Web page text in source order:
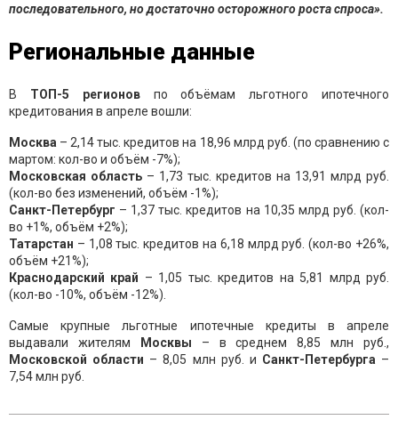
последовательного, но достаточно осторожного роста спроса».
Региональные данные
В ТОП-5 регионовпо объёмам льготного ипотечного
кредитования в апреле вошли:
Москва – 2,14 тыс. кредитов на 18,96 млрд руб. (по сравнению с
мартом: кол-во и объём -7%);
Московская область – 1,73 тыс. кредитов на 13,91 млрд руб.
(кол-во без изменений, объём -1%);
Санкт-Петербург – 1,37 тыс. кредитов на 10,35 млрд руб. (кол-
во +1%, объём +2%);
Татарстан – 1,08 тыс. кредитов на 6,18 млрд руб. (кол-во +26%,
объём +21%);
Краснодарский край – 1,05 тыс. кредитов на 5,81 млрд руб.
(кол-во -10%, объём -12%).
Самые крупные льготные ипотечные кредиты в апреле
выдавали жителям
Москвы – в среднем 8,85 млн руб.,
Московской области – 8,05 млн руб. и Санкт-Петербурга –
7,54 млн руб.